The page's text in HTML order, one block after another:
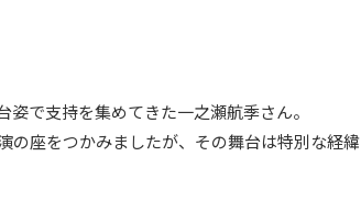
で支持を集めてきた一之瀬航季さん。
の座をつかみましたが、その舞台は特別な経緯